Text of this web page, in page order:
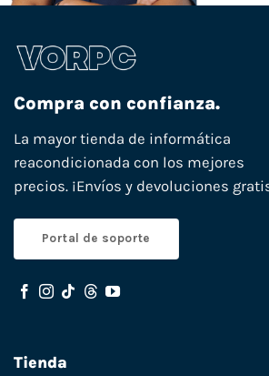
Compra con confianza.
La mayor tienda de informática
reacondicionada con los mejores
precios. ¡Envíos y devoluciones
Portal de soporte
Tienda